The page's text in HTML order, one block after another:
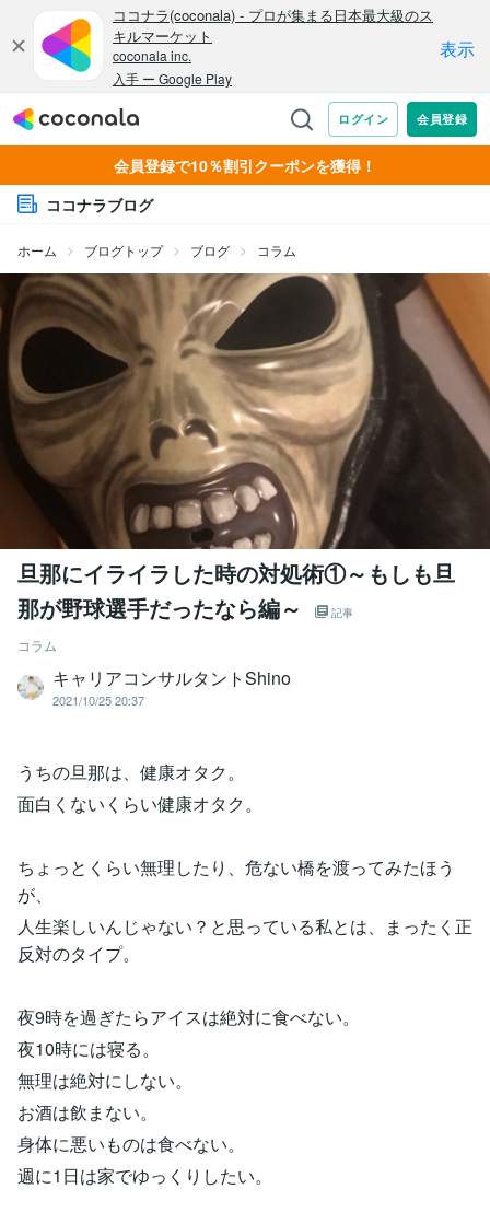
会員登録で10％割引クーポンを獲得！
ココナラブログ
ホーム ブログトップ ブログ コラム
旦那にイライラした時の対処術①～もしも旦
那が野球選手だったなら編～
記事
コラム
キャリアコンサルタントShino
2021/10/25 20:37
うちの旦那は、健康オタク。
面白くないくらい健康オタク。
ちょっとくらい無理したり、危ない橋を渡ってみたほう
が、
人生楽しいんじゃない？と思っている私とは、まったく正
反対のタイプ。
夜9時を過ぎたらアイスは絶対に食べない。
夜10時には寝る。
無理は絶対にしない。
お酒は飲まない。
身体に悪いものは食べない。
週に1日は家でゆっくりしたい。